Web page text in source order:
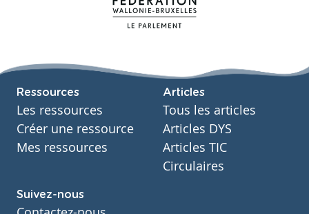
Ressources
Les ressources
Créer une ressource
Mes ressources
Articles
Tous les articles
Articles DYS
Articles TIC
Circulaires
Suivez-nous